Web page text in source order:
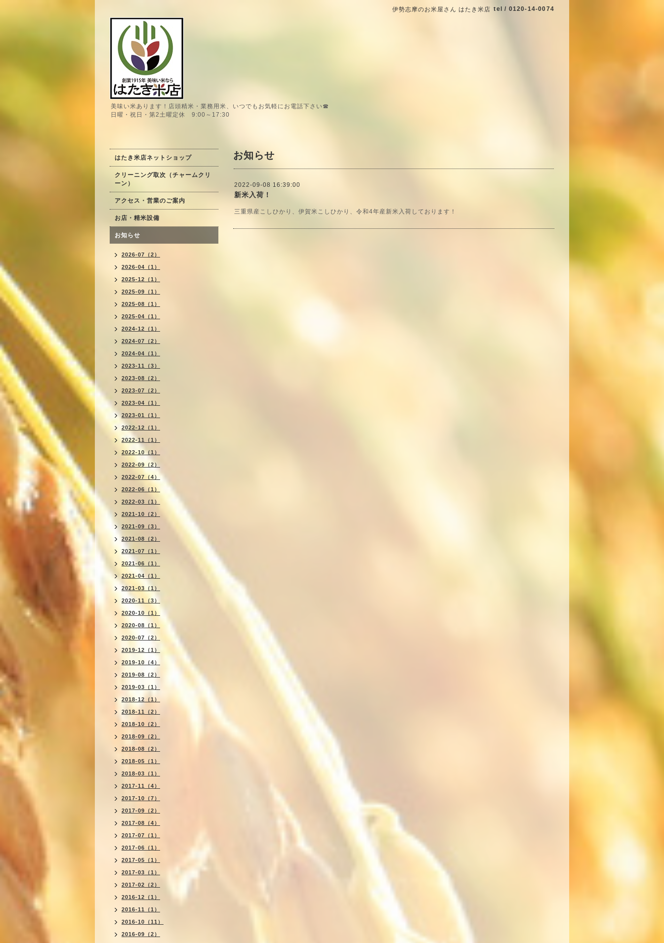
伊勢志摩のお米屋さん はたき米店 tel / 0120-14-0074
美味い米あります！店頭精米・業務用米、いつでもお気軽にお電話下さい☎
日曜・祝日・第2土曜定休 9:00～17:30
お知らせ
2022-09-08 16:39:00
新米入荷！
三重県産こしひかり、伊賀米こしひかり、令和4年産新米入荷しております！
はたき米店ネットショップ
クリーニング取次（チャームクリ
ーン）
アクセス・営業のご案内
お店・精米設備
お知らせ
2026-07（2）
2026-04（1）
2025-12（1）
2025-09（1）
2025-08（1）
2025-04（1）
2024-12（1）
2024-07（2）
2024-04（1）
2023-11（3）
2023-08（2）
2023-07（2）
2023-04（1）
2023-01（1）
2022-12（1）
2022-11（1）
2022-10（1）
2022-09（2）
2022-07（4）
2022-06（1）
2022-03（1）
2021-10（2）
2021-09（3）
2021-08（2）
2021-07（1）
2021-06（1）
2021-04（1）
2021-03（1）
2020-11（3）
2020-10（1）
2020-08（1）
2020-07（2）
2019-12（1）
2019-10（4）
2019-08（2）
2019-03（1）
2018-12（1）
2018-11（2）
2018-10（2）
2018-09（2）
2018-08（2）
2018-05（1）
2018-03（1）
2017-11（4）
2017-10（7）
2017-09（2）
2017-08（4）
2017-07（1）
2017-06（1）
2017-05（1）
2017-03（1）
2017-02（2）
2016-12（1）
2016-11（1）
2016-10（11）
2016-09（2）